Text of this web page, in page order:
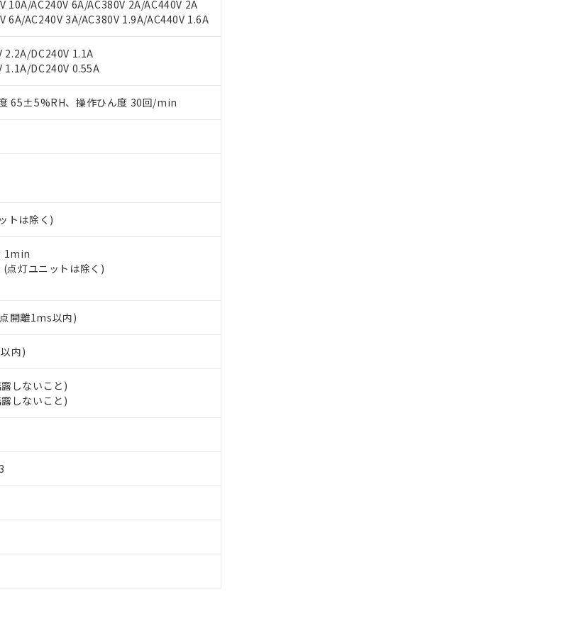
10A/AC240V 6A/AC380V 2A/AC440V 2A
6A/AC240V 3A/AC380V 1.9A/AC440V 1.6A
2.2A/DC240V 1.1A
1.1A/DC240V 0.55A
65±5%RH、操作ひん度 30回/min
トは除く)
1min
点灯ユニットは除く)
開離1ms以内)
内)
しないこと)
しないこと)
社にご登録された部品リストについて、当社および当社の共同利用者
するお客様との取引・商談に必要な範囲で利用することをご了承くだ
人情報の共同利用に関して"
することができます。
明書
明するもので、過去に遡って非含有を証明するものではありません。
類４物質の対応では、対応完了までの期間は出荷製品に未対応品が
完了していることから、特段のことがない限り、2022年1月12日よ
へお問い合わせください。
意する キャンセル